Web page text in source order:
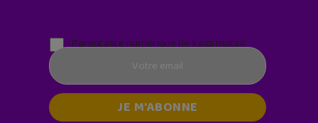
Parentalité numérique (le lundi matin)